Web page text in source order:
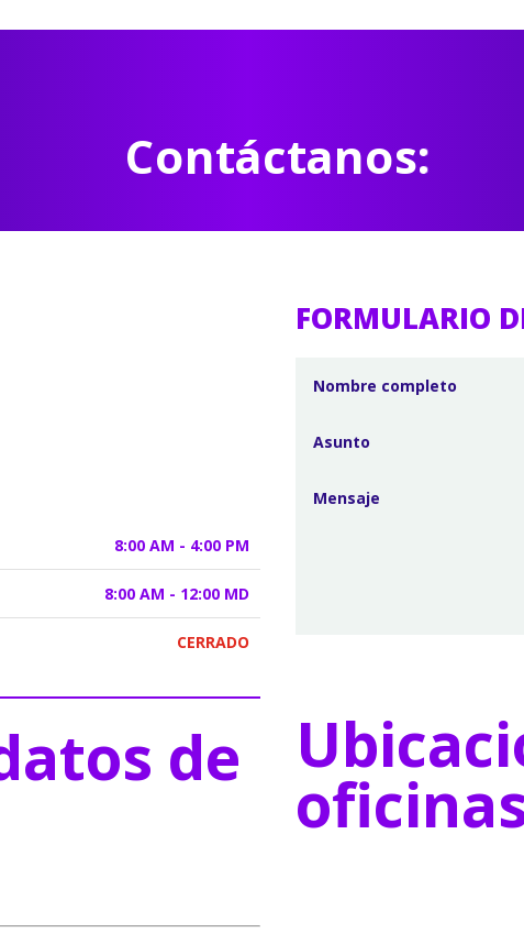
Contáctanos:
8:00 AM - 4:00 PM
8:00 AM - 12:00 MD
CERRADO
de
FORMULARIO